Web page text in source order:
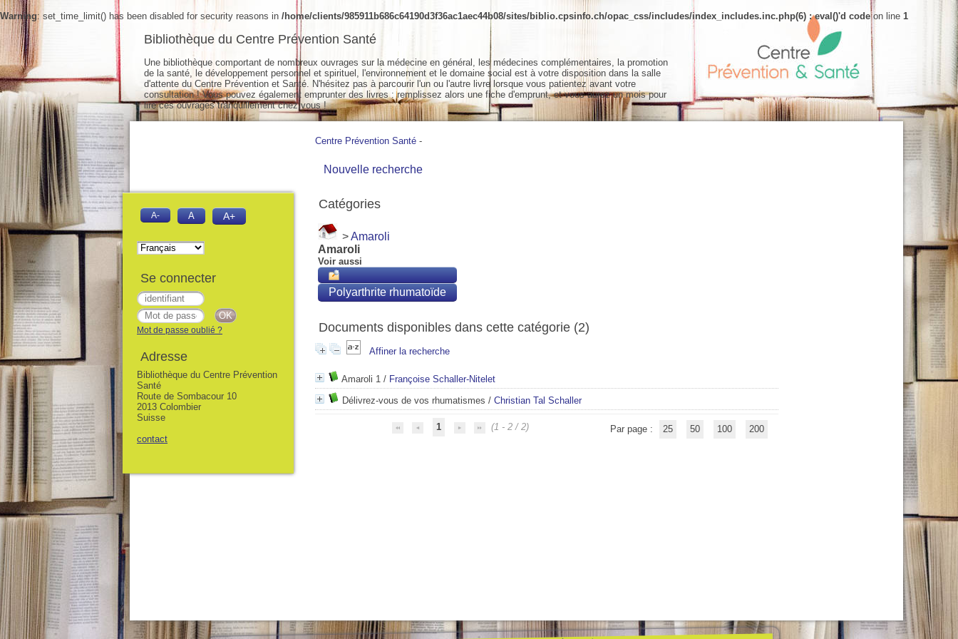
Warning: set_time_limit() has been disabled for security reasons in /home/clients/985911b686c64190d3f36ac1aec44b08/sites/biblio.cpsinfo.ch/opac_css/includes/index_includes.inc.php(6) : eval()'d codeon line 1
Centre Prévention Santé -
Nouvelle recherche
Catégories
>Amaroli
Amaroli
Voir aussi
Polyarthrite rhumatoïde
Documents disponibles dans cette catégorie (2)
Affiner la recherche
Amaroli 1 / Françoise Schaller-Nitelet
Délivrez-vous de vos rhumatismes / Christian Tal Schaller
1 (1 - 2 / 2) Par page : 25 50 100 200
Bibliothèque du Centre Prévention Santé
Une bibliothèque comportant de nombreux ouvrages sur la médecine en général, les médecines complémentaires, la promotion
de la santé, le développement personnel et spirituel, l'environnement et le domaine social est à votre disposition dans la salle
d'attente du Centre Prévention et Santé. N'hésitez pas à parcourir l'un ou l'autre livre lorsque vous patientez avant votre
consultation ! Vous pouvez également emprunter des livres : remplissez alors une fiche d'emprunt, et vous aurez un mois pour
lire ces ouvrages tranquillement chez vous !
A- A A+
Se connecter
Mot de passe oublié ?
Adresse
Bibliothèque du Centre Prévention
Santé
Route de Sombacour 10
2013 Colombier
Suisse
contact